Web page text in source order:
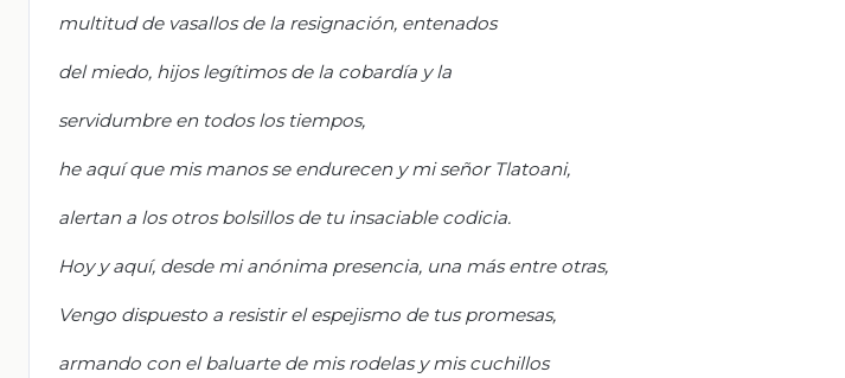
multitud de vasallos de la resignación, entenados
del miedo, hijos legítimos de la cobardía y la
servidumbre en todos los tiempos,
he aquí que mis manos se endurecen y mi señor Tlatoani,
alertan a los otros bolsillos de tu insaciable codicia.
Hoy y aquí, desde mi anónima presencia, una más entre otras,
Vengo dispuesto a resistir el espejismo de tus promesas,
armando con el baluarte de mis rodelas y mis cuchillos